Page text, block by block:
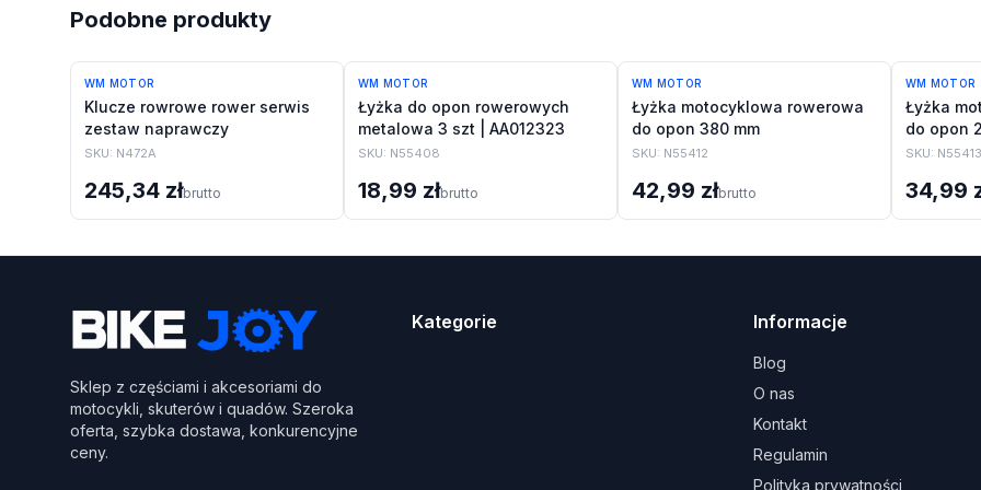
Podobne produkty
WM MOTOR
Klucze rowrowe rower serwis
zestaw naprawczy
SKU: N472A
245,34 złbrutto
WM MOTOR
Łyżka do opon rowerowych
metalowa 3 szt | AA012323
SKU: N55408
18,99 złbrutto
WM MOTOR
Łyżka motocyklowa rowerowa
do opon 380 mm
SKU: N55412
42,99 złbrutto
WM MOTOR
Łyżka
do opon
SKU: N55413
34,99
Sklep z częściami i akcesoriami do
motocykli, skuterów i quadów. Szeroka
oferta, szybka dostawa, konkurencyjne
ceny.
Kategorie Informacje
Blog
O nas
Kontakt
Regulamin
Polityka prywatności